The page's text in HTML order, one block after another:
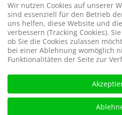
© 2026 © WTTV - Wiener
Wir nutzen Cookies auf unserer
sind essenziell für den Betrieb
uns helfen, diese Website und
verbessern (Tracking Cookies).
ob Sie die Cookies zulassen
bei einer Ablehnung womöglich
Funktionalitäten der Seite zur